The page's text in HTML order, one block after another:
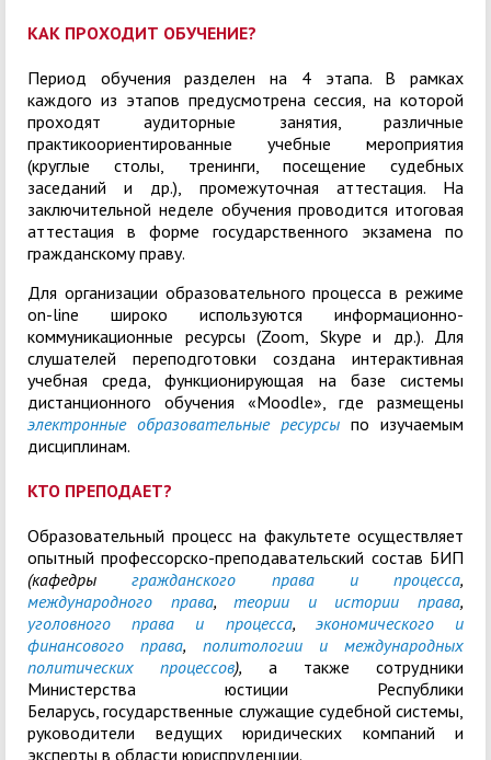
КАК ПРОХОДИТ ОБУЧЕНИЕ?
Период обучения разделен на 4 этапа. В рамках
каждого из этапов предусмотрена сессия, на которой
проходят аудиторные занятия, различные
практикоориентированные учебные мероприятия
(круглые столы, тренинги, посещение судебных
заседаний и др.), промежуточная аттестация. На
заключительной неделе обучения проводится итоговая
аттестация в форме государственного экзамена по
гражданскому праву.
Для организации образовательного процесса в режиме
on-line широко используются информационно-
коммуникационные ресурсы (Zoom, Skype и др.). Для
слушателей переподготовки создана интерактивная
учебная среда, функционирующая на базе системы
дистанционного обучения «Moodle», где размещены
электронные образовательные ресурсы по изучаемым
дисциплинам.
КТО ПРЕПОДАЕТ?
Образовательный процесс на факультете осуществляет
опытный профессорско-преподавательский состав БИП
(кафедрыгражданского права и процесса,
международного права,теории и истории права,
уголовного права и процесса, экономического и
финансового права, политологии и международных
политических процессов), а также сотрудники
Министерства юстиции Республики
Беларусь, государственные служащие судебной системы,
руководители ведущих юридических компаний и
эксперты в области юриспруденции.